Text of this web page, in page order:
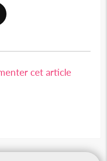
cet article